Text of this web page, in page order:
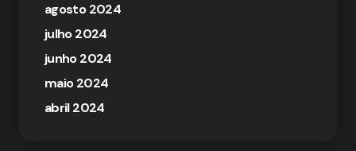
agosto 2024
julho 2024
junho 2024
maio 2024
abril 2024